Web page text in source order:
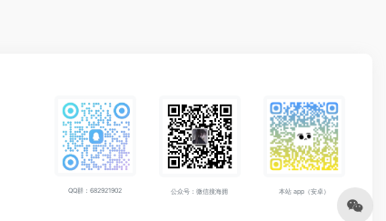
QQ群：682921902 公众号：微信搜海拥 本站 app（安卓）